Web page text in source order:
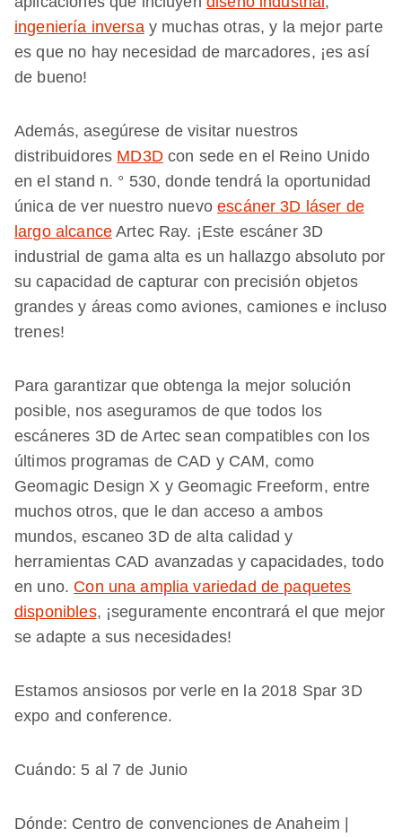
ingeniería inversay muchas otras, y la mejor parte
es que no hay necesidad de marcadores, ¡es así
de bueno!
Además, asegúrese de visitar nuestros
distribuidores MD3Dcon sede en el Reino Unido
en el stand n. ° 530, donde tendrá la oportunidad
única de ver nuestro nuevoescáner 3D láser de
largo alcanceArtec Ray. ¡Este escáner 3D
industrial de gama alta es un hallazgo absoluto por
su capacidad de capturar con precisión objetos
grandes y áreas como aviones, camiones e incluso
trenes!
Para garantizar que obtenga la mejor solución
posible, nos aseguramos de que todos los
escáneres 3D de Artec sean compatibles con los
últimos programas de CAD y CAM, como
Geomagic Design X y Geomagic Freeform, entre
muchos otros, que le dan acceso a ambos
mundos, escaneo 3D de alta calidad y
herramientas CAD avanzadas y capacidades, todo
en uno. Con una amplia variedad de paquetes
disponibles, ¡seguramente encontrará el que mejor
se adapte a sus necesidades!
Estamos ansiosos por verle en la 2018 Spar 3D
expo and conference.
Cuándo: 5 al 7 de Junio
Dónde: Centro de convenciones de Anaheim |